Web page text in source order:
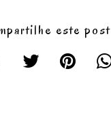
este post